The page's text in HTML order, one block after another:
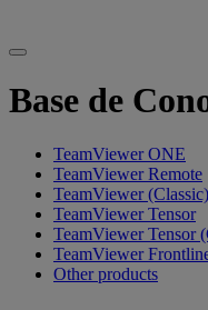
Base de
TeamViewer ONE
TeamViewer Remote
TeamViewer (Classic)
TeamViewer Tensor
TeamViewer Tensor
TeamViewer
Other products